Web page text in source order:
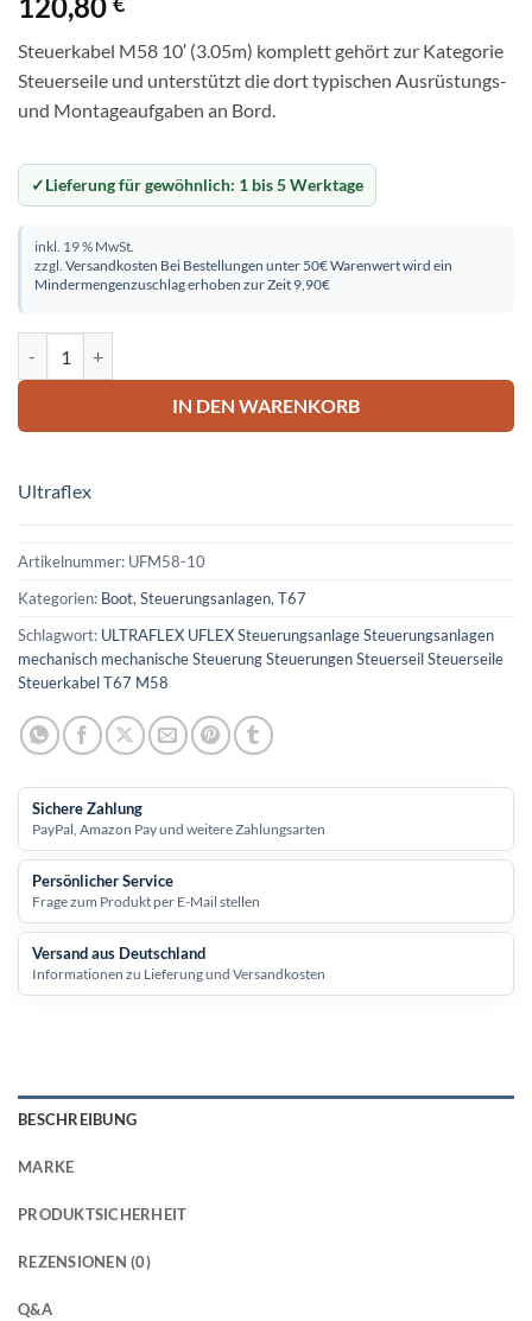
120,80
Steuerkabel M58 10′ (3.05m) komplett gehört zur Kategorie
Steuerseile und unterstützt die dort typischen Ausrüstungs-
und Montageaufgaben an Bord.
Lieferung für gewöhnlich: 1 bis 5 Werktage
inkl. 19 % MwSt.
zzgl. Versandkosten Bei Bestellungen unter 50€ Warenwert wird ein
Mindermengenzuschlag erhoben zur Zeit 9,90€
IN DEN WARENKORB
Ultraflex
Artikelnummer: UFM58-10
Kategorien: Boot, Steuerungsanlagen, T67
Schlagwort: ULTRAFLEX UFLEX Steuerungsanlage Steuerungsanlagen
mechanisch mechanische Steuerung Steuerungen Steuerseil Steuerseile
Steuerkabel T67 M58
Sichere Zahlung
PayPal, Amazon Pay und weitere Zahlungsarten
Persönlicher Service
Frage zum Produkt per E-Mail stellen
Versand aus Deutschland
Informationen zu Lieferung und Versandkosten
BESCHREIBUNG
MARKE
PRODUKTSICHERHEIT
REZENSIONEN (0)
Q&A